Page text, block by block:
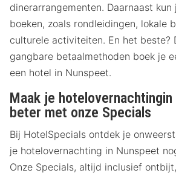
dinerarrangementen. Daarnaast kun
boeken, zoals rondleidingen, lokale
culturele activiteiten. En het beste?
gangbare betaalmethoden boek je
een hotel in Nunspeet.
Maak je
beter met onze Specials
Bij HotelSpecials ontdek je
je hotelovernachting in Nunspeet
Onze Specials, altijd inclusief